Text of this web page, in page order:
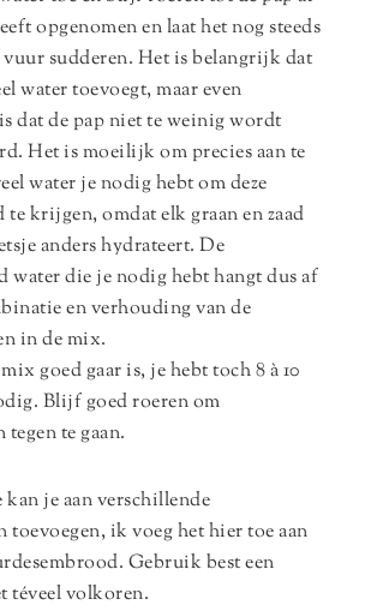
opgenomen en laat het nog steeds
vuur sudderen. Het is belangrijk dat
water toevoegt, maar even
dat de pap niet te weinig wordt
Het is moeilijk om precies aan te
water je nodig hebt om deze
te krijgen, omdat elk graan en zaad
anders hydrateert. De
water die je nodig hebt hangt dus af
en verhouding van de
in de mix.
goed gaar is, je hebt toch 8 à 10
Blijf goed roeren om
tegen te gaan.
je aan verschillende
toevoegen, ik voeg het hier toe aan
Gebruik best een
téveel volkoren.